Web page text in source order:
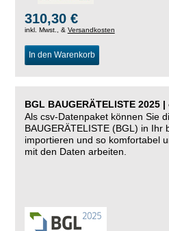
310,30 €
inkl. Mwst., & Versandkosten
In den Warenkorb
BGL BAUGERÄTELISTE 2025
Als csv-Datenpaket können Sie
BAUGERÄTELISTE (BGL) in Ihr
importieren und so komfortabel
mit den Daten arbeiten.